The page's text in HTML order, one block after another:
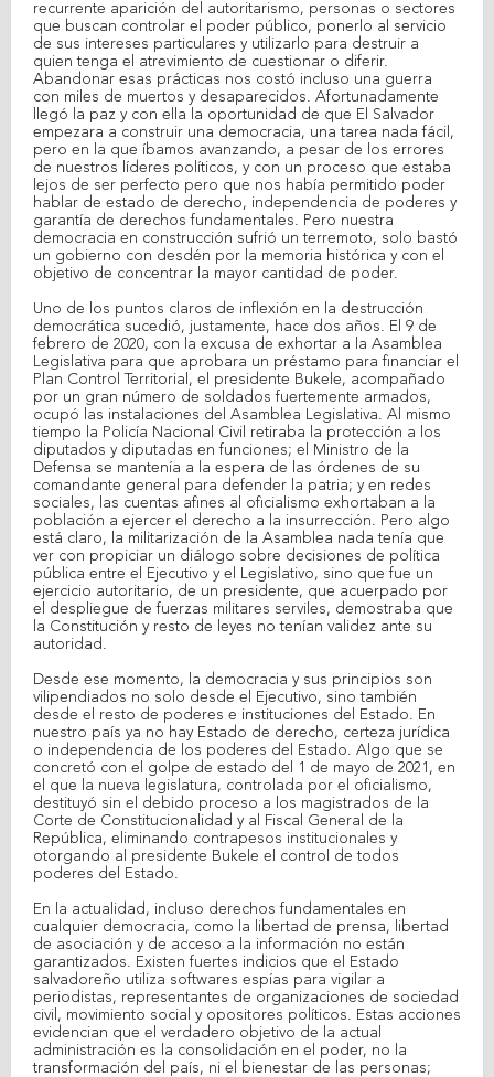
recurrente aparición del autoritarismo, personas o sectores
que buscan controlar el poder público, ponerlo al servicio
de sus intereses particulares y utilizarlo para destruir a
quien tenga el atrevimiento de cuestionar o diferir.
Abandonar esas prácticas nos costó incluso una guerra
con miles de muertos y desaparecidos. Afortunadamente
llegó la paz y con ella la oportunidad de que El Salvador
empezara a construir una democracia, una tarea nada fácil,
pero en la que íbamos avanzando, a pesar de los errores
de nuestros líderes políticos, y con un proceso que estaba
lejos de ser perfecto pero que nos había permitido poder
hablar de estado de derecho, independencia de poderes y
garantía de derechos fundamentales. Pero nuestra
democracia en construcción sufrió un terremoto, solo bastó
un gobierno con desdén por la memoria histórica y con el
objetivo de concentrar la mayor cantidad de poder.
Uno de los puntos claros de inflexión en la destrucción
democrática sucedió, justamente, hace dos años. El 9 de
febrero de 2020, con la excusa de exhortar a la Asamblea
Legislativa para que aprobara un préstamo para financiar el
Plan Control Territorial, el presidente Bukele, acompañado
por un gran número de soldados fuertemente armados,
ocupó las instalaciones del Asamblea Legislativa. Al mismo
tiempo la Policía Nacional Civil retiraba la protección a los
diputados y diputadas en funciones; el Ministro de la
Defensa se mantenía a la espera de las órdenes de su
comandante general para defender la patria; y en redes
sociales, las cuentas afines al oficialismo exhortaban a la
población a ejercer el derecho a la insurrección. Pero algo
está claro, la militarización de la Asamblea nada tenía que
ver con propiciar un diálogo sobre decisiones de política
pública entre el Ejecutivo y el Legislativo, sino que fue un
ejercicio autoritario, de un presidente, que acuerpado por
el despliegue de fuerzas militares serviles, demostraba que
la Constitución y resto de leyes no tenían validez ante su
autoridad.
Desde ese momento, la democracia y sus principios son
vilipendiados no solo desde el Ejecutivo, sino también
desde el resto de poderes e instituciones del Estado. En
nuestro país ya no hay Estado de derecho, certeza jurídica
o independencia de los poderes del Estado. Algo que se
concretó con el golpe de estado del 1 de mayo de 2021, en
el que la nueva legislatura, controlada por el oficialismo,
destituyó sin el debido proceso a los magistrados de la
Corte de Constitucionalidad y al Fiscal General de la
República, eliminando contrapesos institucionales y
otorgando al presidente Bukele el control de todos
poderes del Estado.
En la actualidad, incluso derechos fundamentales en
cualquier democracia, como la libertad de prensa, libertad
de asociación y de acceso a la información no están
garantizados. Existen fuertes indicios que el Estado
salvadoreño utiliza softwares espías para vigilar a
periodistas, representantes de organizaciones de sociedad
civil, movimiento social y opositores políticos. Estas acciones
evidencian que el verdadero objetivo de la actual
administración es la consolidación en el poder, no la
transformación del país, ni el bienestar de las personas;